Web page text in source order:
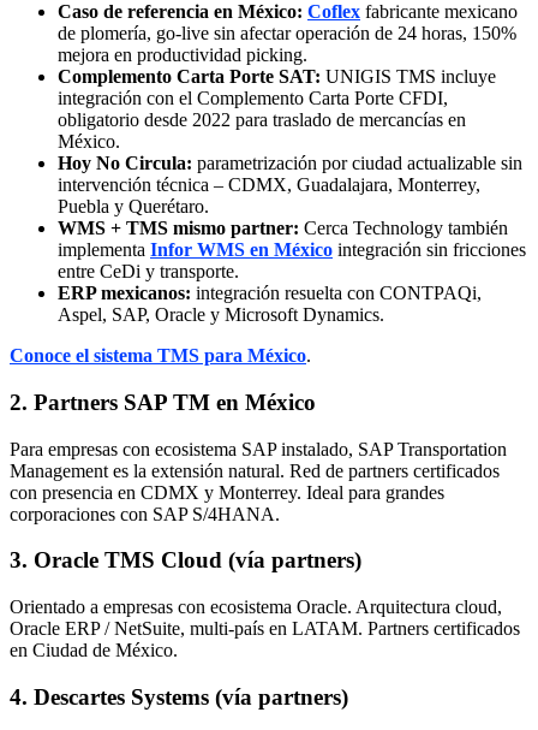
Caso de referencia en México: Coflex fabricante mexicano
de plomería, go-live sin afectar operación de 24 horas, 150%
mejora en productividad picking.
Complemento Carta Porte SAT: UNIGIS TMS incluye
integración con el Complemento Carta Porte CFDI,
obligatorio desde 2022 para traslado de mercancías en
México.
Hoy No Circula: parametrización por ciudad actualizable sin
intervención técnica – CDMX, Guadalajara, Monterrey,
Puebla y Querétaro.
WMS + TMS mismo partner: Cerca Technology también
implementa Infor WMS en México integración sin fricciones
entre CeDi y transporte.
ERP mexicanos: integración resuelta con CONTPAQi,
Aspel, SAP, Oracle y Microsoft Dynamics.
Conoce el sistema TMS para México.
2. Partners SAP TM en México
Para empresas con ecosistema SAP instalado, SAP Transportation
Management es la extensión natural. Red de partners certificados
con presencia en CDMX y Monterrey. Ideal para grandes
corporaciones con SAP S/4HANA.
3. Oracle TMS Cloud (vía partners)
Orientado a empresas con ecosistema Oracle. Arquitectura cloud,
Oracle ERP / NetSuite, multi-país en LATAM. Partners certificados
en Ciudad de México.
4. Descartes Systems (vía partners)